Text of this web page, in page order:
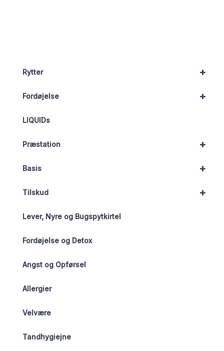
+
Rytter
+
Fordøjelse
LIQUIDs
+
Præstation
+
Basis
+
Tilskud
Lever, Nyre og Bugspytkirtel
Fordøjelse og Detox
Angst og Opførsel
Allergier
Velvære
Tandhygiejne